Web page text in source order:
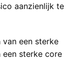
aanzienlijk te
een sterke
sterke core